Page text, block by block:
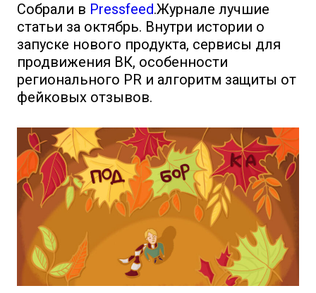
Собрали в Pressfeed.Журнале лучшие
статьи за октябрь. Внутри истории о
запуске нового продукта, сервисы для
продвижения ВК, особенности
регионального PR и алгоритм защиты от
фейковых отзывов.